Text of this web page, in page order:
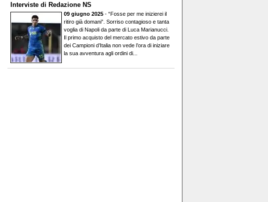
Interviste di Redazione NS
09 giugno 2025 - “Fosse per me inizierei il
ritiro già domani”. Sorriso contagioso e tanta
voglia di Napoli da parte di Luca Marianucci.
Il primo acquisto del mercato estivo da parte
dei Campioni d’Italia non vede l’ora di iniziare
la sua avventura agli ordini di...